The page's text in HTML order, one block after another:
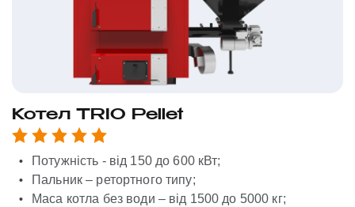
Котел TRIO Pellet
Потужність - від 150 до 600 кВт;
Пальник – ретортного типу;
Маса котла без води – від 1500 до 5000 кг;